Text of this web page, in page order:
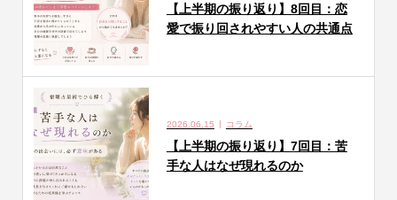
【上半期の振り返り】8回目：恋
愛で振り回されやすい人の共通点
2026.06.15 コラム
【上半期の振り返り】7回目：苦
手な人はなぜ現れるのか